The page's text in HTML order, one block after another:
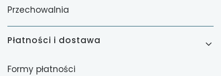
Przechowalnia
Płatności i dostawa
Formy płatności